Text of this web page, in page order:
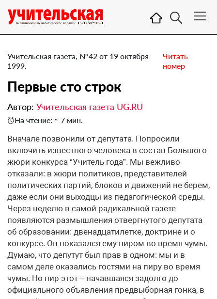
Учительская газета, №42 от 19 октября
1999.
Читать
номер
Первые сто строк
Автор: Учительская газета UG.RU
На чтение: ≈ 7 мин.
Вначале позвонили от депутата. Попросили
включить известного человека в состав Большого
жюри конкурса “Учитель года”. Мы вежливо
отказали: в жюри политиков, представителей
политических партий, блоков и движений не берем,
даже если они выходцы из педагогической среды.
Через неделю в самой радикальной газете
появляются размышления отвергнутого депутата
об образовании: двенадцатилетке, доктрине и о
конкурсе. Он показался ему пиром во время чумы.
Думаю, что депутут был прав в одном: мы и в
самом деле оказались гостями на пиру во время
чумы. Но пир этот – начавшаяся задолго до
официального объявления предвыборная гонка, в